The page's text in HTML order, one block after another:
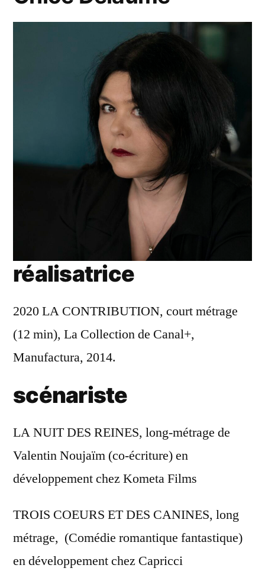
réalisatrice
2020 LA CONTRIBUTION, court métrage
(12 min), La Collection de Canal+,
Manufactura, 2014.
scénariste
LA NUIT DES REINES, long-métrage de
Valentin Noujaïm (co-écriture) en
développement chez Kometa Films
TROIS COEURS ET DES CANINES, long
métrage, (Comédie romantique fantastique)
en développement chez Capricci